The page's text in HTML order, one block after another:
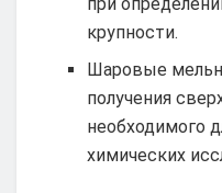
крупности.
Шаровые
получения
необходимого
химических